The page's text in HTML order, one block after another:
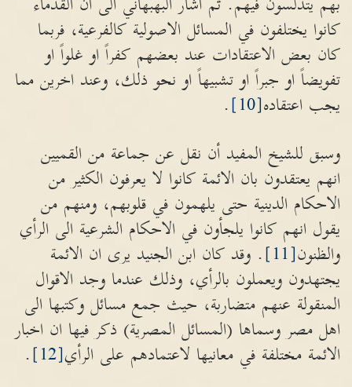
كانوا يختلفون في المسائل الاصولية كالفرعية، فربما
كان بعض الاعتقادات عند بعضهم كفراً او غلواً او
تفويضاً او جبراً او تشبيهاً او نحو ذلك، وعند اخرين مما
يجب اعتقاده[10]
.
وسبق للشيخ المفيد أن نقل عن جماعة من القميين
انهم يعتقدون بان الائمة كانوا لا يعرفون الكثير من
الاحكام الدينية حتى يلهمون في قلوبهم، ومنهم من
يقول انهم كانوا يلجأون في الاحكام الشرعية الى الرأي
والظنون[11]
. وقد كان ابن الجنيد يرى ان الائمة
يجتهدون ويعملون بالرأي، وذلك عندما وجد الاقوال
المنقولة عنهم متضاربة، حيث جمع مسائل وكتبها الى
اهل مصر وسماها (المسائل المصرية) ذكر فيها ان اخبار
الائمة مختلفة في معانيها لاعتمادهم على الرأي[12]
.